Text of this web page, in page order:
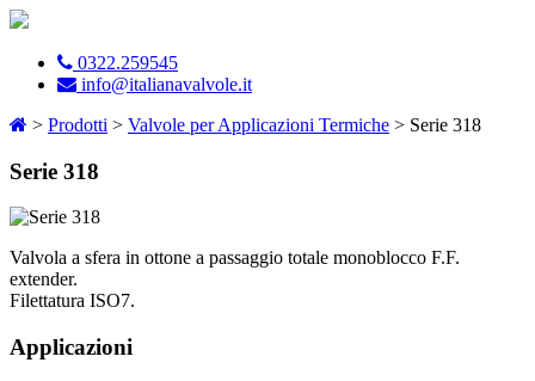
0322.259545
info@italianavalvole.it
> Prodotti > Valvole per Applicazioni Termiche > Serie 318
Serie 318
Valvola a sfera in ottone a passaggio totale monoblocco F.F.
extender.
Filettatura ISO7.
Applicazioni